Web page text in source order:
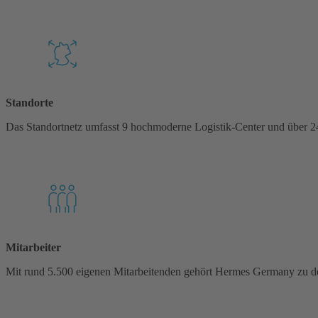
Standorte
Das Standortnetz umfasst 9 hochmoderne Logistik-Center und über
Mitarbeiter
Mit rund 5.500 eigenen Mitarbeitenden gehört Hermes Germany zu